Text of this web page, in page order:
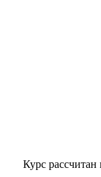
Курс